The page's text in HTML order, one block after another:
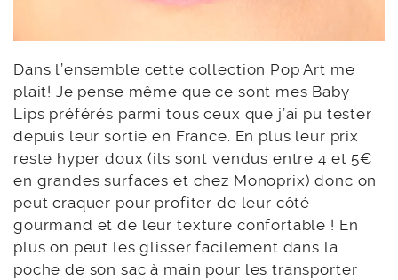
Dans l’ensemble cette collection Pop Art me
plait! Je pense même que ce sont mes Baby
Lips préférés parmi tous ceux que j’ai pu tester
depuis leur sortie en France. En plus leur prix
reste hyper doux (ils sont vendus entre 4 et 5€
en grandes surfaces et chez Monoprix) donc on
peut craquer pour profiter de leur côté
gourmand et de leur texture confortable ! En
plus on peut les glisser facilement dans la
poche de son sac à main pour les transporter